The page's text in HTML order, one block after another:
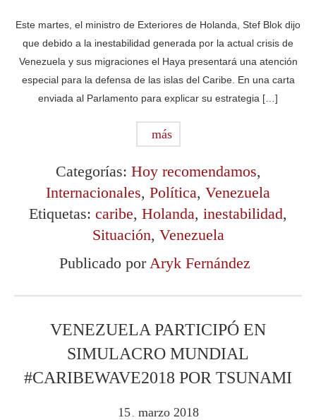
Este martes, el ministro de Exteriores de Holanda, Stef Blok dijo
que debido a la inestabilidad generada por la actual crisis de
Venezuela y sus migraciones el Haya presentará una atención
especial para la defensa de las islas del Caribe. En una carta
enviada al Parlamento para explicar su estrategia […]
más
Categorías: Hoy recomendamos,
Internacionales, Política, Venezuela
Etiquetas: caribe, Holanda, inestabilidad,
Situación, Venezuela
Publicado porAryk Fernández
VENEZUELA PARTICIPÓ EN
SIMULACRO MUNDIAL
#CARIBEWAVE2018 POR TSUNAMI
15 . marzo 2018